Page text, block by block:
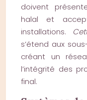
doivent
halal et
installations.
s’étend aux
créant un
l’intégrité des
final.